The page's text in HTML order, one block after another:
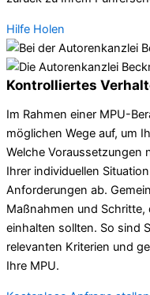
Hilfe Holen
Kontrolliertes
Im Rahmen einer MPU-
möglichen Wege auf, um
Welche
Ihrer individuellen
Anforderungen ab.
Maßnahmen und Schritte,
einhalten sollten. So sind
relevanten Kriterien und
Ihre MPU.